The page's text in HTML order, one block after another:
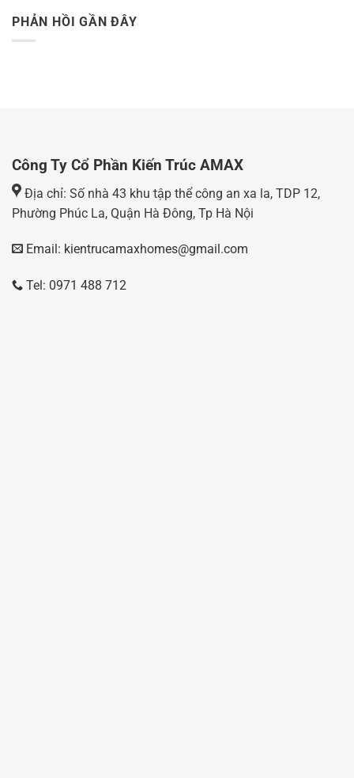
PHẢN HỒI GẦN ĐÂY
Công Ty Cổ Phần Kiến Trúc AMAX
Địa chỉ: Số nhà 43 khu tập thể công an xa la, TDP 12,
Phường Phúc La, Quận Hà Đông, Tp Hà Nội
Email: kientrucamaxhomes@gmail.com
Tel: 0971 488 712